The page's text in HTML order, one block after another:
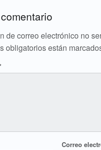
de correo electrónico no
obligatorios están
Correo